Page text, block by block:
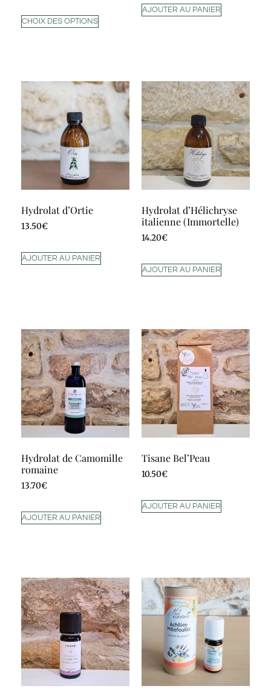
CHOIX DES OPTIONS
AJOUTER AU PANIER
Hydrolat d’Ortie
13.50€
AJOUTER AU PANIER
Hydrolat d’Hélichryse
italienne (Immortelle)
14.20€
AJOUTER AU PANIER
Hydrolat de Camomille
romaine
13.70€
AJOUTER AU PANIER
Tisane Bel’Peau
10.50€
AJOUTER AU PANIER